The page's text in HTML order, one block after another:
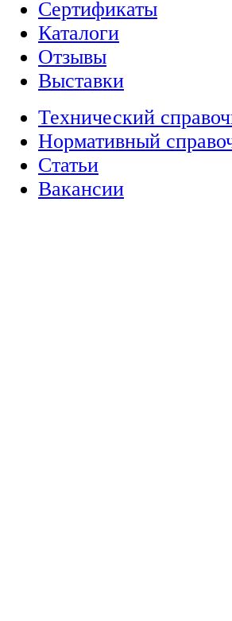
Сертификаты
Каталоги
Отзывы
Выставки
Технический
Нормативный
Статьи
Вакансии